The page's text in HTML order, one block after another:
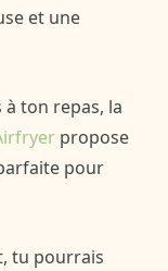
et une
ton repas, la
propose
pour
tu pourrais